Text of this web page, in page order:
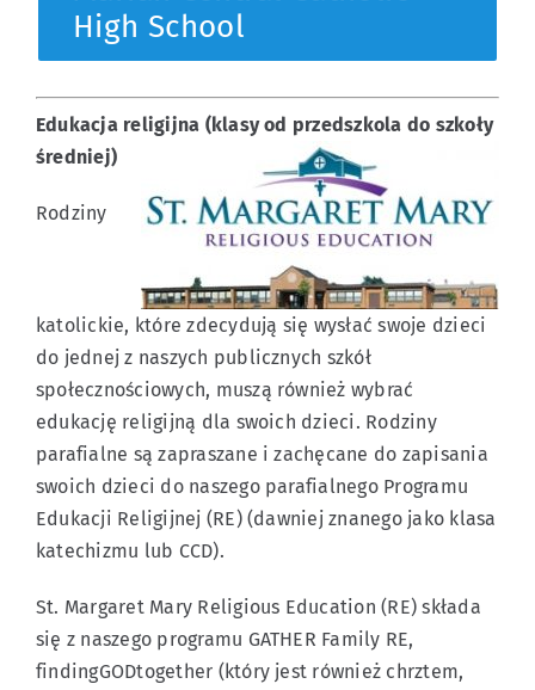
High School
Edukacja religijna (klasy od przedszkola do szkoły
średniej)
Rodziny
katolickie, które zdecydują się wysłać swoje dzieci
do jednej z naszych publicznych szkół
społecznościowych, muszą również wybrać
edukację religijną dla swoich dzieci. Rodziny
parafialne są zapraszane i zachęcane do zapisania
swoich dzieci do naszego parafialnego Programu
Edukacji Religijnej (RE) (dawniej znanego jako klasa
katechizmu lub CCD).
St. Margaret Mary Religious Education (RE) składa
się z naszego programu GATHER Family RE,
findingGODtogether (który jest również chrztem,